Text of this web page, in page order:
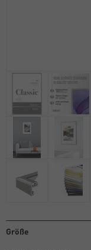
Größe